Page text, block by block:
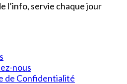
l’info, servie chaque jour
nous
de Confidentialité